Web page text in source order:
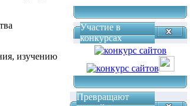
изучению
Участие в
конкурсах
Превращают